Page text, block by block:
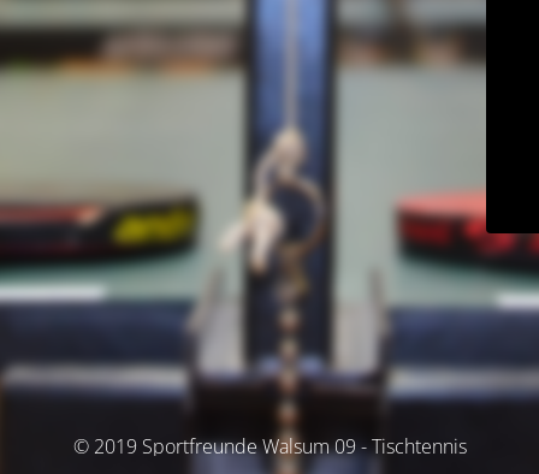
© 2019 Sportfreunde Walsum 09 - Tischtennis